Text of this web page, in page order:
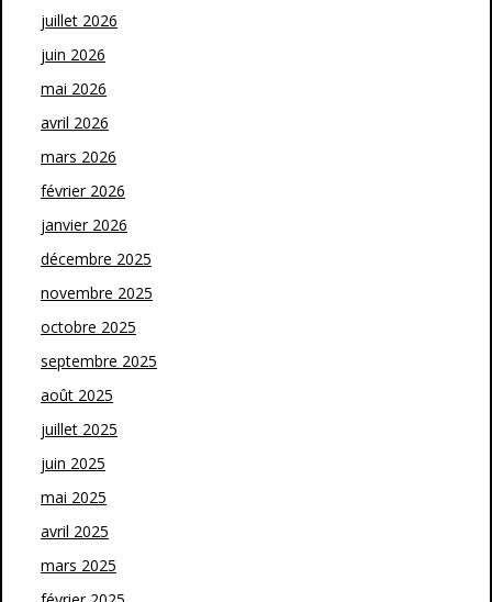
juillet 2026
juin 2026
mai 2026
avril 2026
mars 2026
février 2026
janvier 2026
décembre 2025
novembre 2025
octobre 2025
septembre 2025
août 2025
juillet 2025
juin 2025
mai 2025
avril 2025
mars 2025